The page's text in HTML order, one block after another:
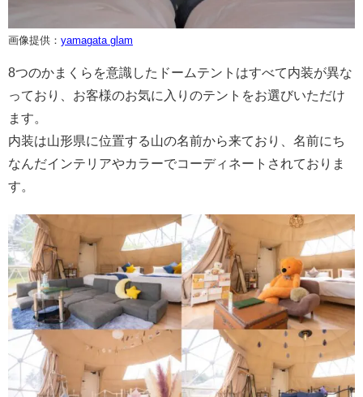
画像提供： yamagata glam
8つのかまくらを意識したドームテントはすべて内装が異な
っており、お客様のお気に入りのテントをお選びいただけ
ます。
内装は山形県に位置する山の名前から来ており、名前にち
なんだインテリアやカラーでコーディネートされておりま
す。